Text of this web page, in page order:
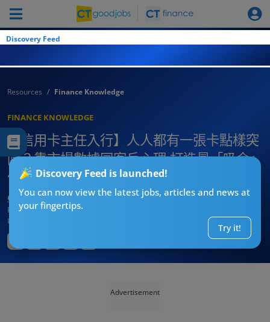
Discovery Feed
Discovery Feed is launched!
You can now view the latest jobs, articles and news at
your fingertips.
Try it!
Resources Finance Knowledge
FINANCE KNOWLEDGE
【信用卡主任入行】人人都有一張卡點樣突
圍？靠市場數據同客戶心理 打造最「吸金」
信用卡計劃！
CT求職戰略師
Published:2026-08-04 11:07
Updated:
Advertisement